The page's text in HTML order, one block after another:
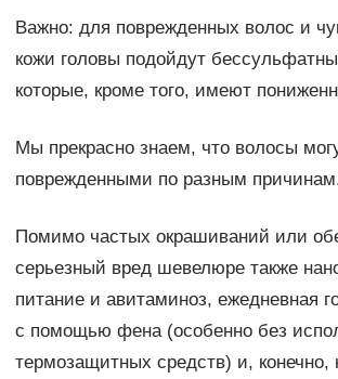
Важно: для поврежденных волос и
кожи головы подойдут
которые, кроме того, имеют
Мы прекрасно знаем, что волосы
поврежденными по разным
Помимо частых окрашиваний или
серьезный вред шевелюре также
питание и авитаминоз, ежедневная
с помощью фена (особенно без
термозащитных средств) и, конечно,